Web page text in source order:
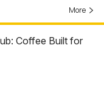
More
Coffee Built for